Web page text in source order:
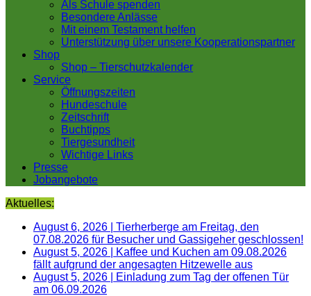
Als Schule spenden
Besondere Anlässe
Mit einem Testament helfen
Unterstützung über unsere Kooperationspartner
Shop
Shop – Tierschutzkalender
Service
Öffnungszeiten
Hundeschule
Zeitschrift
Buchtipps
Tiergesundheit
Wichtige Links
Presse
Jobangebote
Aktuelles:
August 6, 2026
Tierherberge am Freitag, den
07.08.2026 für Besucher und Gassigeher geschlossen!
August 5, 2026
Kaffee und Kuchen am 09.08.2026
fällt aufgrund der angesagten Hitzewelle aus
August 5, 2026
Einladung zum Tag der offenen Tür
am 06.09.2026